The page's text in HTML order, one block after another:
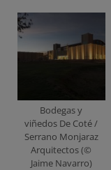
Bodegas y
viñedos De Coté /
Serrano Monjaraz
Arquitectos (©
Jaime Navarro)